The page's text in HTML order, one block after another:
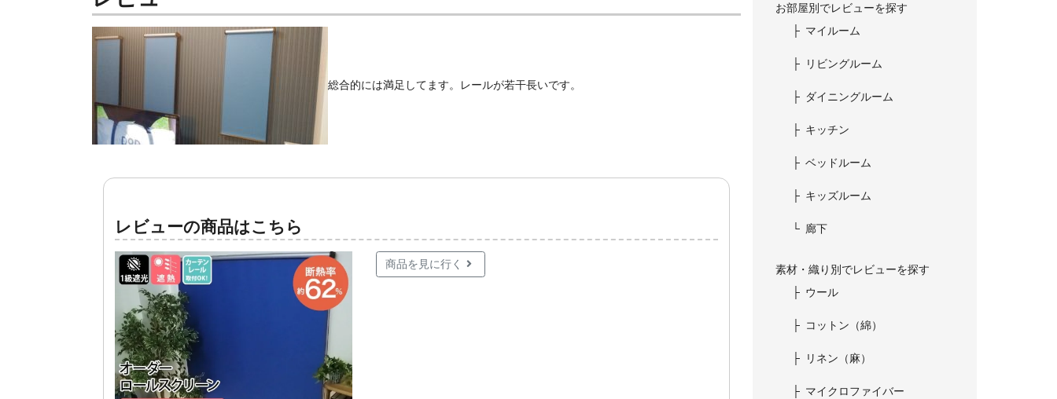
総合的には満足してます。レールが若干長いです。
レビューの商品はこちら
商品を見に行く
お部屋別でレビューを探す
マイルーム
リビングルーム
ダイニングルーム
キッチン
ベッドルーム
キッズルーム
廊下
素材・織り別でレビューを探す
ウール
コットン（綿）
リネン（麻）
マイクロファイバー